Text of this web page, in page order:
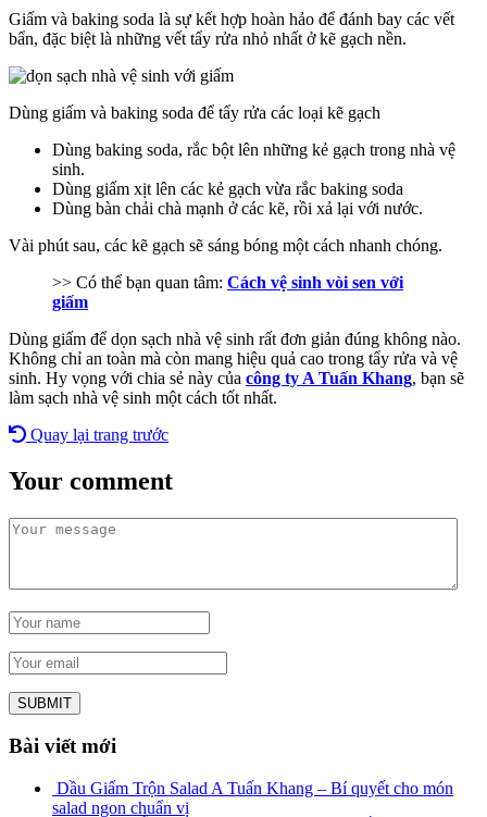
Giấm và baking soda là sự kết hợp hoàn hảo để đánh bay các vết
bẩn, đặc biệt là những vết tẩy rửa nhỏ nhất ở kẽ gạch nền.
Dùng giấm và baking soda để tẩy rửa các loại kẽ gạch
Dùng baking soda, rắc bột lên những kẻ gạch trong nhà vệ
sinh.
Dùng giấm xịt lên các kẻ gạch vừa rắc baking soda
Dùng bàn chải chà mạnh ở các kẽ, rồi xả lại với nước.
Vài phút sau, các kẽ gạch sẽ sáng bóng một cách nhanh chóng.
>> Có thể bạn quan tâm: Cách vệ sinh vòi sen với
giấm
Dùng giấm để dọn sạch nhà vệ sinh rất đơn giản đúng không nào.
Không chỉ an toàn mà còn mang hiệu quả cao trong tẩy rửa và vệ
sinh. Hy vọng với chia sẻ này của công ty A Tuấn Khang, bạn sẽ
làm sạch nhà vệ sinh một cách tốt nhất.
Quay lại trang trước
Your comment
Bài viết mới
Dầu Giấm Trộn Salad A Tuấn Khang – Bí quyết cho món
salad ngon chuẩn vị